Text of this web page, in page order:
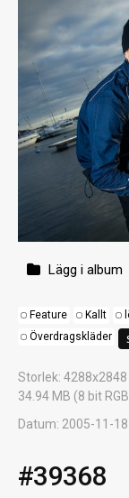
Lägg i album
Feature Kallt
Överdragskläder
Storlek: 4288x2848
34.94 MB (8 bit
Datum: 2005-11-18
#39368